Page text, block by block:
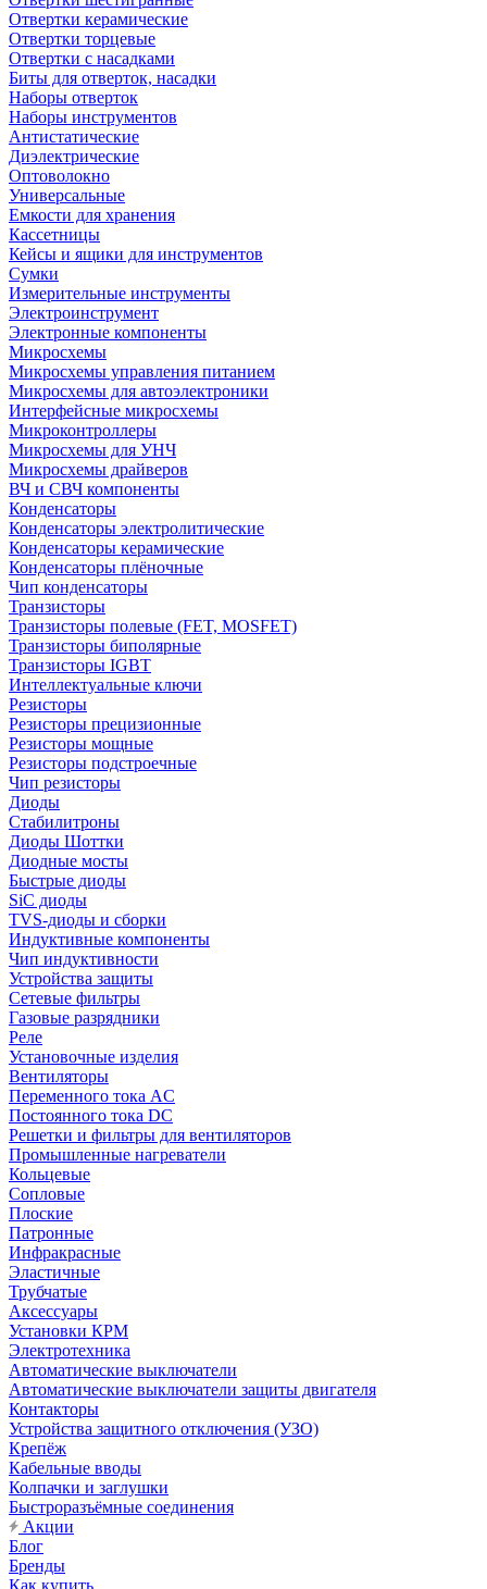
Отвертки керамические
Отвертки торцевые
Отвертки с насадками
Биты для отверток, насадки
Наборы отверток
Наборы инструментов
Антистатические
Диэлектрические
Оптоволокно
Универсальные
Емкости для хранения
Кассетницы
Кейсы и ящики для инструментов
Сумки
Измерительные инструменты
Электроинструмент
Электронные компоненты
Микросхемы
Микросхемы управления питанием
Микросхемы для автоэлектроники
Интерфейсные микросхемы
Микроконтроллеры
Микросхемы для УНЧ
Микросхемы драйверов
ВЧ и СВЧ компоненты
Конденсаторы
Конденсаторы электролитические
Конденсаторы керамические
Конденсаторы плёночные
Чип конденсаторы
Транзисторы
Транзисторы полевые (FET, MOSFET)
Транзисторы биполярные
Транзисторы IGBT
Интеллектуальные ключи
Резисторы
Резисторы прецизионные
Резисторы мощные
Резисторы подстроечные
Чип резисторы
Диоды
Стабилитроны
Диоды Шоттки
Диодные мосты
Быстрые диоды
SiC диоды
TVS-диоды и сборки
Индуктивные компоненты
Чип индуктивности
Устройства защиты
Сетевые фильтры
Газовые разрядники
Реле
Установочные изделия
Вентиляторы
Переменного тока AC
Постоянного тока DC
Решетки и фильтры для вентиляторов
Промышленные нагреватели
Кольцевые
Сопловые
Плоские
Патронные
Инфракрасные
Эластичные
Трубчатые
Аксессуары
Установки КРМ
Электротехника
Автоматические выключатели
Автоматические выключатели защиты двигателя
Контакторы
Устройства защитного отключения (УЗО)
Крепёж
Кабельные вводы
Колпачки и заглушки
Быстроразъёмные соединения
Акции
Блог
Бренды
Как купить